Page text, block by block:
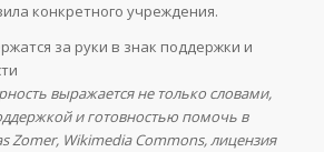
конкретного учреждения.
выражается не только словами,
и готовностью помочь в
Zomer, Wikimedia Commons, лицензия